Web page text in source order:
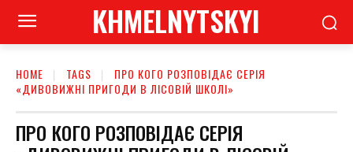
KHMELNYTSKYI
HOME TAGS
ПРО КОГО РОЗПОВІДАЄ СЕРІЯ
«ДИВОВИЖНІ ПРИГОДИ В ЛІСОВІЙ ШКОЛІ»
ПРО КОГО РОЗПОВІДАЄ СЕРІЯ